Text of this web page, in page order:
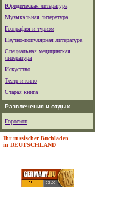
Юридическая литература
Музыкальная литература
География и туризм
Научно-популярная литература
Специальная медицинская
литература
Искусство
Театр и кино
Старая книга
Развлечения и отдых
Гороскоп
Ihr russischer Buchladen
in DEUTSCHLAND